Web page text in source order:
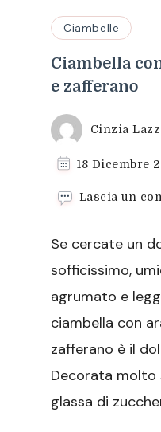
Ciambelle
Ciambella
e zafferano
Cinzia
18 Dicembre
Lascia un
Se cercate un
sofficissimo,
agrumato e
ciambella con
zafferano è il
Decorata molto
glassa di